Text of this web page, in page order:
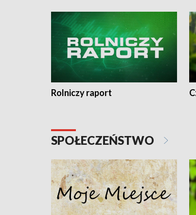
Rolniczy raport
SPOŁECZEŃSTWO